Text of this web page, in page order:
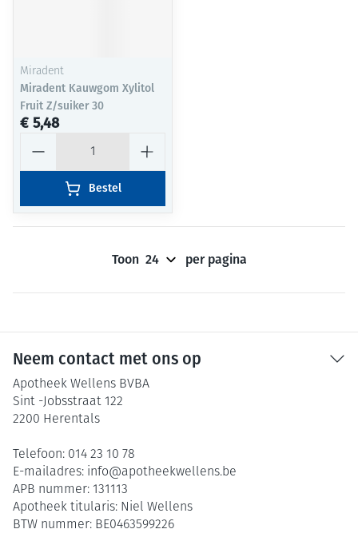
Miradent
Miradent Kauwgom Xylitol
Fruit Z/suiker 30
€ 5,48
Bestel
Toon per pagina
Neem contact met ons op
Apotheek Wellens BVBA
Sint -Jobsstraat 122
2200 Herentals
Telefoon: 014 23 10 78
E-mailadres: info@apotheekwellens.be
APB nummer: 131113
Apotheek titularis: Niel Wellens
BTW nummer: BE0463599226